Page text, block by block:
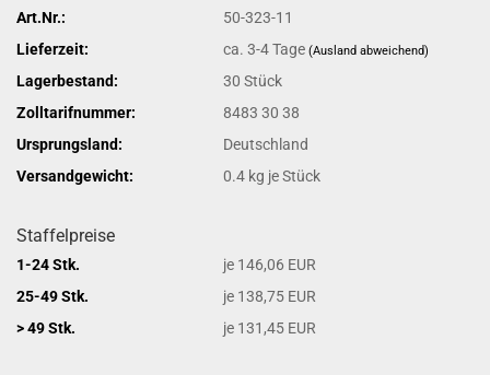
Art.Nr.:
50-323-11
Lieferzeit:
ca. 3-4 Tage(Ausland abweichend)
Lagerbestand: 30Stück
Zolltarifnummer:
8483 30 38
Ursprungsland:
Deutschland
Versandgewicht:
0.4 kg je Stück
Staffelpreise
1-24 Stk.
je 146,06 EUR
25-49 Stk.
je 138,75 EUR
> 49 Stk.
je 131,45 EUR